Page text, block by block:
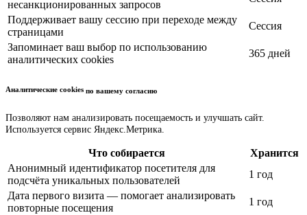
несанкционированных запросов
Поддерживает вашу сессию при переходе между
страницами
Сессия
Запоминает ваш выбор по использованию
аналитических cookies
365 дней
Аналитические cookies по вашему согласию
Позволяют нам анализировать посещаемость и улучшать сайт.
Используется сервис Яндекс.Метрика.
Что собирается
Хранится
Анонимный идентификатор посетителя для
подсчёта уникальных пользователей
1 год
Дата первого визита — помогает анализировать
повторные посещения
1 год